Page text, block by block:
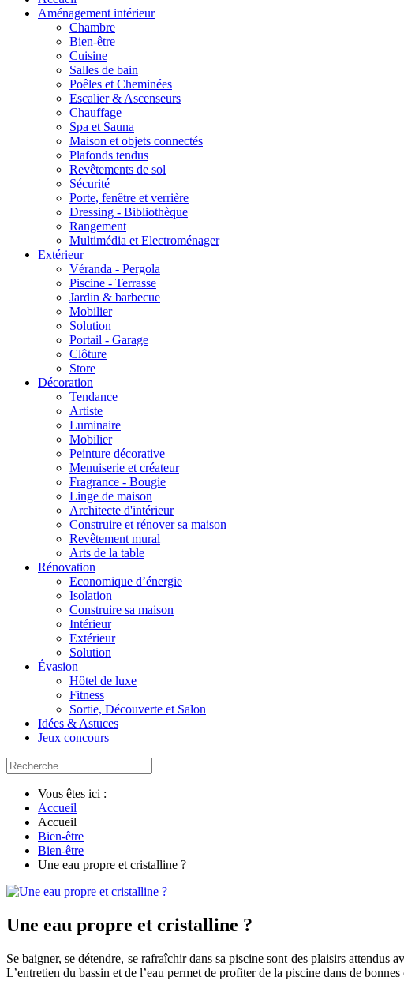
Aménagement intérieur
Chambre
Bien-être
Cuisine
Salles de bain
Poêles et Cheminées
Escalier & Ascenseurs
Chauffage
Spa et Sauna
Maison et objets connectés
Plafonds tendus
Revêtements de sol
Sécurité
Porte, fenêtre et verrière
Dressing - Bibliothèque
Rangement
Multimédia et Electroménager
Extérieur
Véranda - Pergola
Piscine - Terrasse
Jardin & barbecue
Mobilier
Solution
Portail - Garage
Clôture
Store
Décoration
Tendance
Artiste
Luminaire
Mobilier
Peinture décorative
Menuiserie et créateur
Fragrance - Bougie
Linge de maison
Architecte d'intérieur
Construire et rénover sa maison
Revêtement mural
Arts de la table
Rénovation
Economique d’énergie
Isolation
Construire sa maison
Intérieur
Extérieur
Solution
Évasion
Hôtel de luxe
Fitness
Sortie, Découverte et Salon
Idées & Astuces
Jeux concours
Vous êtes ici :
Accueil
Accueil
Bien-être
Bien-être
Une eau propre et cristalline ?
Une eau propre et cristalline ?
Se baigner, se détendre, se rafraîchir dans sa piscine sont des plaisirs
L’entretien du bassin et de l’eau permet de profiter de la piscine dans de